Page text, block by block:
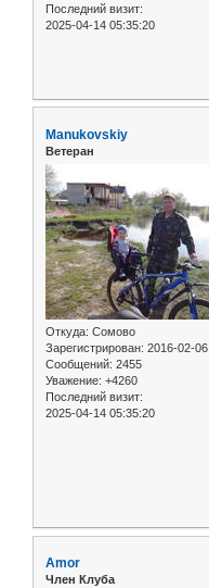
Последний визит:
2025-04-14 05:35:20
Manukovskiy
Ветеран
Откуда: Сомово
Зарегистрирован: 2016-02-06
Сообщений: 2455
Уважение: +4260
Последний визит:
2025-04-14 05:35:20
Amor
Член Клуба